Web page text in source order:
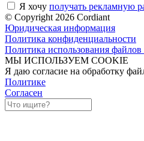
Я хочу получать рекламную
© Copyright 2026 Cordiant
Юридическая информация
Политика конфиденциальности
Политика использования файлов
МЫ ИСПОЛЬЗУЕМ COOKIE
Я даю согласие на обработку
Политике
Согласен